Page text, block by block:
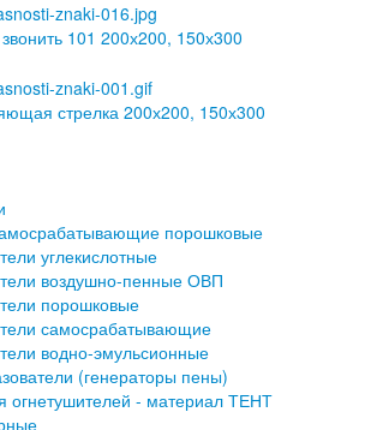
101 200х200, 150х300
стрелка 200х200, 150х300
порошковые
углекислотные
воздушно-пенные ОВП
порошковые
самосрабатывающие
водно-эмульсионные
(генераторы пены)
огнетушителей - материал ТЕНТ